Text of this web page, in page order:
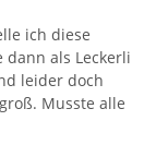
ich diese
als Leckerli
leider doch
Musste alle